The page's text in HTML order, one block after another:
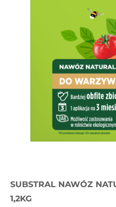
SUBSTRAL NAWÓZ
1,2KG